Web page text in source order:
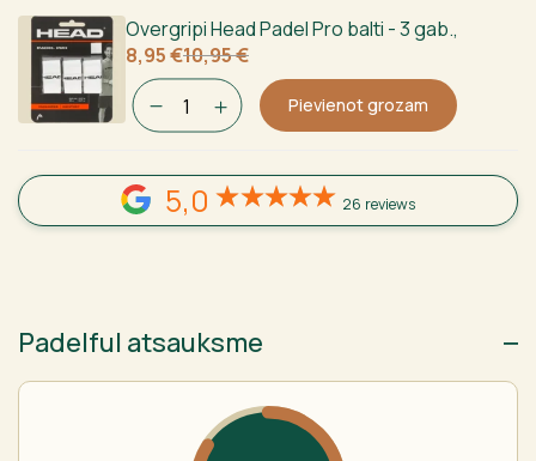
Overgripi Head Padel Pro balti - 3 gab.,
10,95€
Sākotnējā
cena
bija:
10,95 €.
8,95€
Current
price
is:
8,95 €.
Pievienot grozam
5,0 26 reviews
Padelful atsauksme